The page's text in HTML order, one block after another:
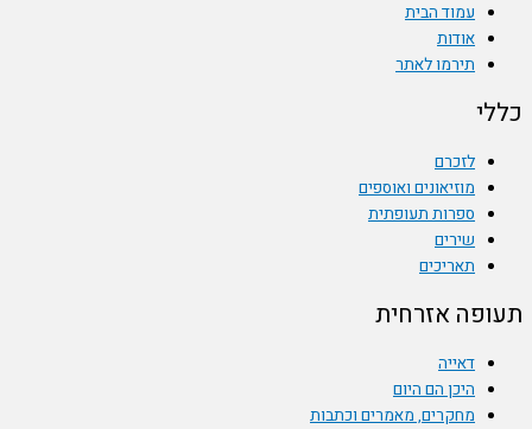
עמוד הבית
אודות
תירמו לאתר
כללי
לזכרם
מוזיאונים ואוספים
ספרות תעופתית
שירים
תאריכים
תעופה אזרחית
דאייה
היכן הם היום
מחקרים, מאמרים וכתבות